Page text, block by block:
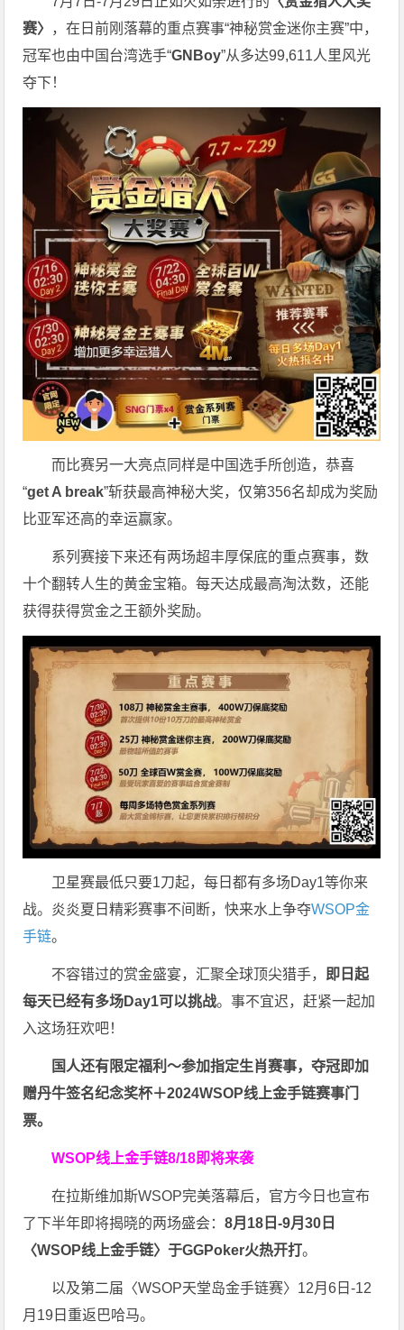
赛〉 ，在日前刚落幕的重点赛事“神秘赏金迷你主赛”中，
冠军也由中国台湾选手“GNBoy”从多达99,611人里风光
夺下！
而比赛另一大亮点同样是中国选手所创造，恭喜
“get A break”斩获最高神秘大奖，仅第356名却成为奖励
比亚军还高的幸运赢家。
系列赛接下来还有两场超丰厚保底的重点赛事，数
十个翻转人生的黄金宝箱。每天达成最高淘汰数，还能
获得获得赏金之王额外奖励。
卫星赛最低只要1刀起，每日都有多场Day1等你来
战。炎炎夏日精彩赛事不间断，快来水上争夺WSOP金
手链。
不容错过的赏金盛宴，汇聚全球顶尖猎手，
即日起
每天已经有多场Day1可以挑战。事不宜迟，赶紧一起加
入这场狂欢吧！
国人还有限定福利～参加指定生肖赛事，夺冠即加
赠丹牛签名纪念奖杯＋2024WSOP线上金手链赛事门
票。
WSOP线上金手链8/18即将来袭
在拉斯维加斯WSOP完美落幕后，官方今日也宣布
了下半年即将揭晓的两场盛会：8月18日-9月30日
〈WSOP线上金手链〉于GGPoker火热开打。
以及第二届〈WSOP天堂岛金手链赛〉12月6日-12
月19日重返巴哈马。